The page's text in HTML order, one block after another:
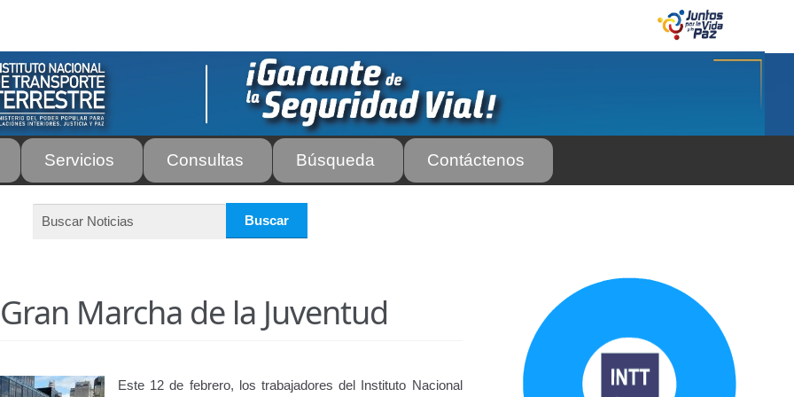
Servicios Consultas Búsqueda Contáctenos
Autorización para la circulación de Vehículo Sobre Vehículo – Servicio Frecuente
Público de Personas Modalidad Periférico (RUTAS SUBURBANA O INTERURBANAS) – Servicio Frecuente
Estacionamientos registrados ante el INTT Estructura Organizativa del INTT Homologación
Licencia para Conducir – Servicio Frecuente Llamado a Concurso Abierto Marco Jurídico Medios Publicitarios Noticias
Marcha de la Juventud
Este 12 de febrero, los trabajadores del Instituto Nacional